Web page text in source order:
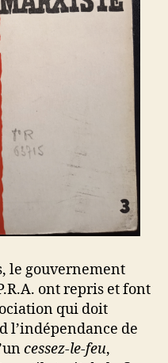
le gouvernement
ont repris et font
qui doit
l’indépendance de
cessez-le-feu,